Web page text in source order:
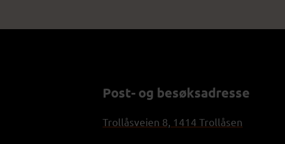
Post- og besøksadresse
Trollåsveien 8, 1414 Trollåsen